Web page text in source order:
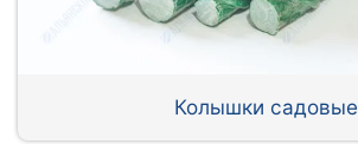
Колышки садовые